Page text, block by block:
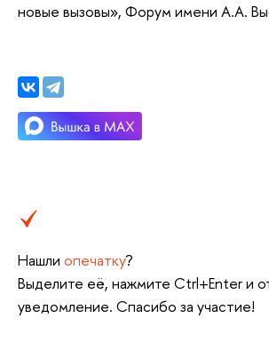
новые вызовы», Форум имени А.А.
Нашли опечатку?
Выделите её, нажмите Ctrl+Enter и
уведомление. Спасибо за участие!